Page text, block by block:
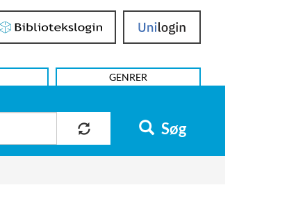
Bibliotekslogin UniLogin
GENRER
Søg